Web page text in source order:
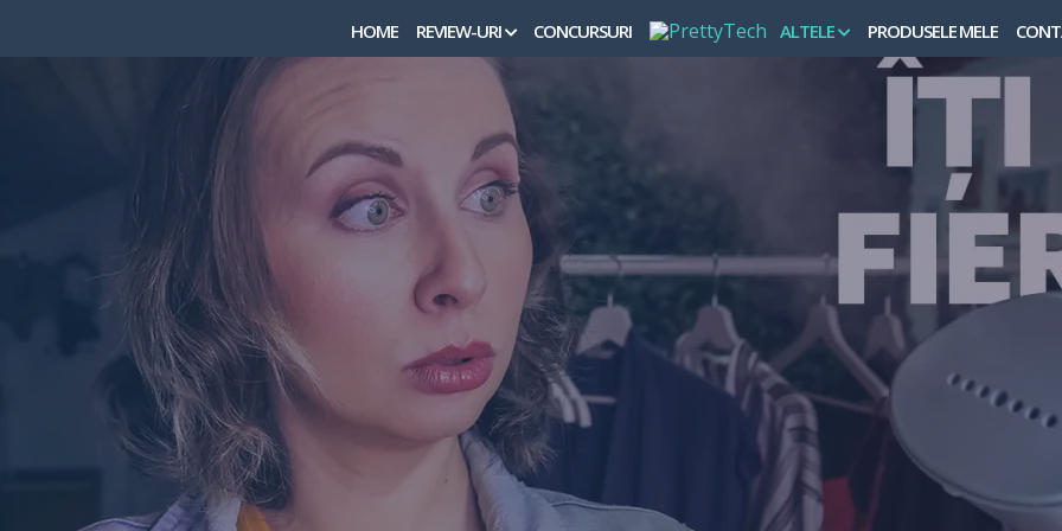
content
HOME REVIEW-URI CONCURSURI ALTELE PRODUSELE MELE